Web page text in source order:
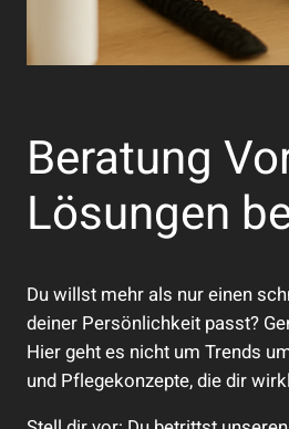
Beratung
Lösungen
Du willst mehr als nur einen
deiner Persönlichkeit passt?
Hier geht es nicht um Trends
und Pflegekonzepte, die dir